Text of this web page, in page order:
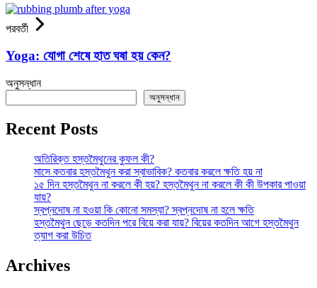
পরবর্তী
Yoga: যোগা শেষে হাত ঘষা হয় কেন?
অনুসন্ধান
অনুসন্ধান
Recent Posts
অতিরিক্ত হস্তমৈথুনের কুফল কী?
মাসে কতবার হস্তমৈথুন করা স্বাভাবিক? কতবার করলে ক্ষতি হয় না
১৫ দিন হস্তমৈথুন না করলে কী হয়? হস্তমৈথুন না করলে কী কী উপকার পাওয়া
যায়?
স্বপ্নদোষ না হওয়া কি কোনো সমস্যা? স্বপ্নদোষ না হলে ক্ষতি
হস্তমৈথুন ছেড়ে কতদিন পরে বিয়ে করা যায়? বিয়ের কতদিন আগে হস্তমৈথুন
ত্যাগ করা উচিত
Archives